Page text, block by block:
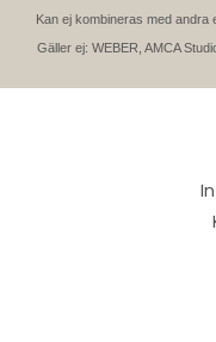
Kan ej kombineras med andra
Gäller ej: WEBER, AMCA